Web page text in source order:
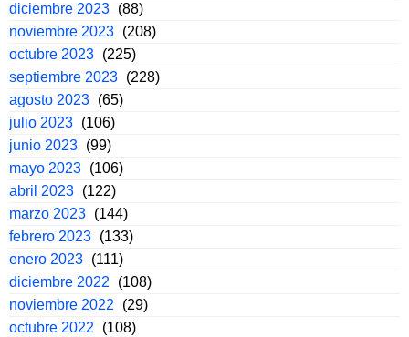
diciembre 2023 (88)
noviembre 2023 (208)
octubre 2023 (225)
septiembre 2023 (228)
agosto 2023 (65)
julio 2023 (106)
junio 2023 (99)
mayo 2023 (106)
abril 2023 (122)
marzo 2023 (144)
febrero 2023 (133)
enero 2023 (111)
diciembre 2022
(108)
noviembre 2022
(29)
octubre 2022
(108)